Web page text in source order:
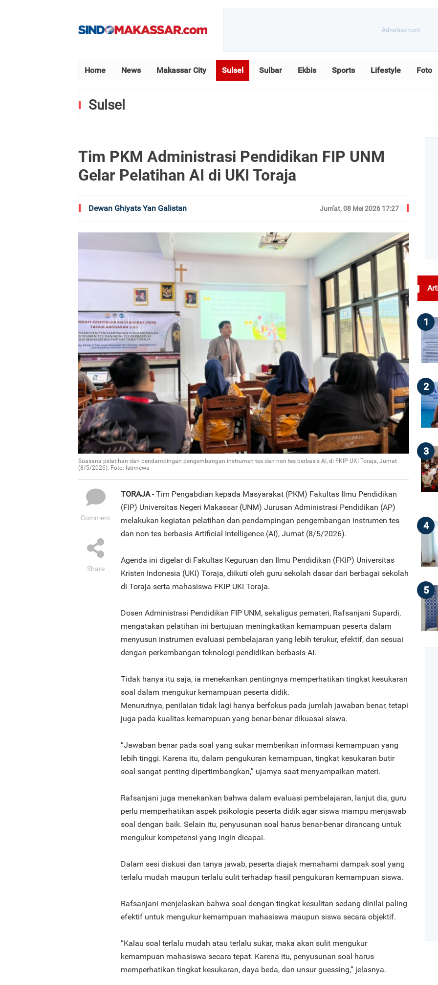
Home News Makassar City Sulsel Sulbar Ekbis Sports Lifestyle Foto
Sulsel
Tim PKM Administrasi Pendidikan FIP UNM
Gelar Pelatihan AI di UKI Toraja
Dewan Ghiyats Yan Galistan Jum'at, 08 Mei 2026 17:27
Suasana pelatihan dan pendampingan pengembangan instrumen tes dan non tes berbasis AI, di FKIP UKI Toraja, Jumat
(8/5/2026). Foto: Istimewa
Comment
Share
TORAJA- Tim Pengabdian kepada Masyarakat (PKM) Fakultas Ilmu Pendidikan
(FIP) Universitas Negeri Makassar (UNM) Jurusan Administrasi Pendidikan (AP)
melakukan kegiatan pelatihan dan pendampingan pengembangan instrumen tes
dan non tes berbasis Artificial Intelligence (AI), Jumat (8/5/2026).
Agenda ini digelar di Fakultas Keguruan dan Ilmu Pendidikan (FKIP) Universitas
Kristen Indonesia (UKI) Toraja, diikuti oleh guru sekolah dasar dari berbagai sekolah
di Toraja serta mahasiswa FKIP UKI Toraja.
Dosen Administrasi Pendidikan FIP UNM, sekaligus pemateri, Rafsanjani Supardi,
mengatakan pelatihan ini bertujuan meningkatkan kemampuan peserta dalam
menyusun instrumen evaluasi pembelajaran yang lebih terukur, efektif, dan sesuai
dengan perkembangan teknologi pendidikan berbasis AI.
Tidak hanya itu saja, ia menekankan pentingnya memperhatikan tingkat kesukaran
soal dalam mengukur kemampuan peserta didik.
Menurutnya, penilaian tidak lagi hanya berfokus pada jumlah jawaban benar, tetapi
juga pada kualitas kemampuan yang benar-benar dikuasai siswa.
“Jawaban benar pada soal yang sukar memberikan informasi kemampuan yang
lebih tinggi. Karena itu, dalam pengukuran kemampuan, tingkat kesukaran butir
soal sangat penting dipertimbangkan,” ujarnya saat menyampaikan materi.
Rafsanjani juga menekankan bahwa dalam evaluasi pembelajaran, lanjut dia, guru
perlu memperhatikan aspek psikologis peserta didik agar siswa mampu menjawab
soal dengan baik. Selain itu, penyusunan soal harus benar-benar dirancang untuk
mengukur kompetensi yang ingin dicapai.
Dalam sesi diskusi dan tanya jawab, peserta diajak memahami dampak soal yang
terlalu mudah maupun terlalu sulit terhadap hasil pengukuran kemampuan siswa.
Rafsanjani menjelaskan bahwa soal dengan tingkat kesulitan sedang dinilai paling
efektif untuk mengukur kemampuan mahasiswa maupun siswa secara objektif.
“Kalau soal terlalu mudah atau terlalu sukar, maka akan sulit mengukur
kemampuan mahasiswa secara tepat. Karena itu, penyusunan soal harus
memperhatikan tingkat kesukaran, daya beda, dan unsur guessing,” jelasnya.
1
2
3
4
5